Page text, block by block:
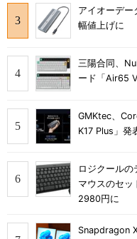
アイオーデ
幅値上げに
三陽合同、
ード「Air65
GMKtec、
K17 Plus」
ロジクール
マウスのセッ
2980円に
Snapdragon